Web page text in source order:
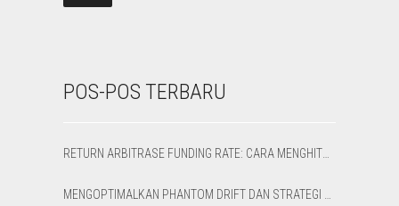
POS-POS TERBARU